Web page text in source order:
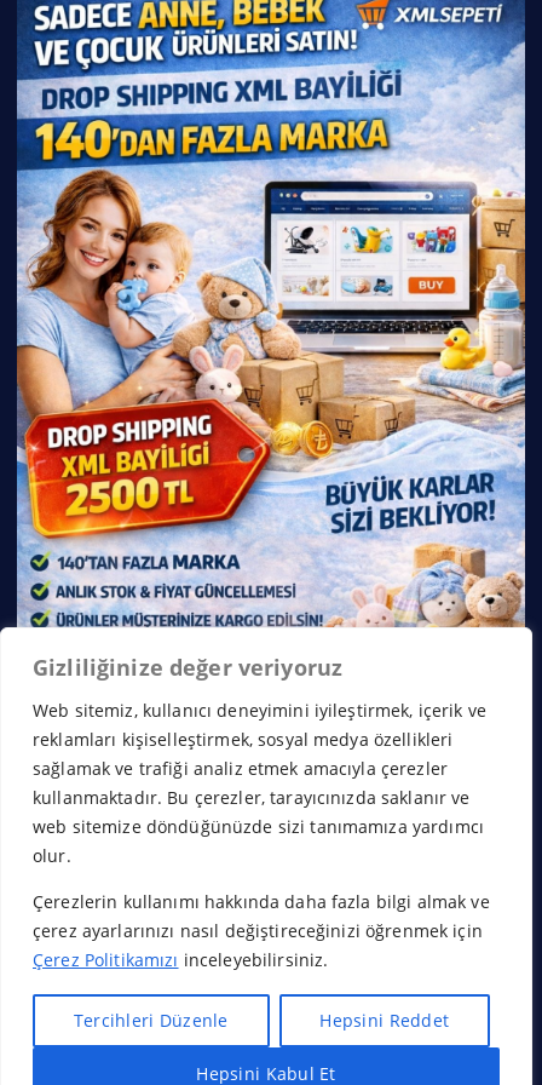
Gizliliğinize değer veriyoruz
Web sitemiz, kullanıcı deneyimini iyileştirmek, içerik ve
reklamları kişiselleştirmek, sosyal medya özellikleri
sağlamak ve trafiği analiz etmek amacıyla çerezler
kullanmaktadır. Bu çerezler, tarayıcınızda saklanır ve
web sitemize döndüğünüzde sizi tanımamıza yardımcı
olur.
Çerezlerin kullanımı hakkında daha fazla bilgi almak ve
çerez ayarlarınızı nasıl değiştireceğinizi öğrenmek için
Çerez Politikamızı inceleyebilirsiniz.
Tercihleri Düzenle Hepsini Reddet
Hepsini Kabul Et
Copyright © 2026 Franchise Borsası | Powered by
Themes
Başa Dön